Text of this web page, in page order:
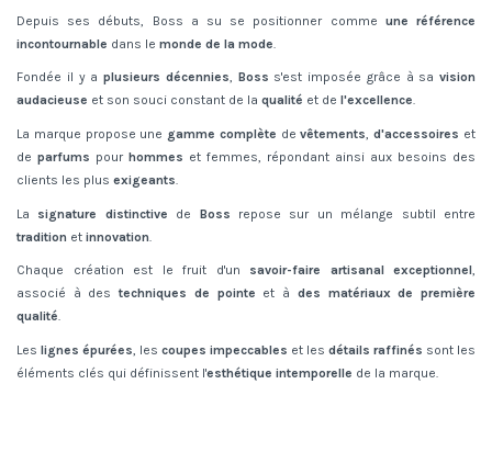
Depuis ses débuts, Boss a su se positionner comme une référence
incontournable dans le monde de la mode
Fondée il y a plusieurs décennies, Boss s'est imposée grâce à sa vision
audacieuse et son souci constant de la qualité et de l'excellence.
La marque propose une gamme complète devêtements,d'accessoires et
de parfums pour hommes et femmes, répondant ainsi aux besoins des
clients les plus exigeants.
La signature distinctive de Boss repose sur un mélange subtil entre
tradition et innovation
Chaque création est le fruit d'un savoir-faire artisanal exceptionnel,
associé à destechniques de pointe et à des matériaux de première
qualité.
Les lignes épurées , les coupes impeccables et les détails raffinés sont les
éléments clés qui définissent l'esthétique intemporelle de la marque.